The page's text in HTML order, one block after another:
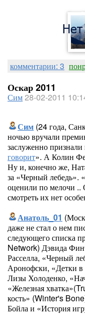
комментарии: 3
Оскар 2011
Сим28-02-2011
Сим (24 года,
ночью вручали
заслуженно
говорит». А Колин
Ну и, конечно же,
за «Черный лебедь».
оценили по мелочи ..
смотреть их нет
Анатоль_01
даже не стал о нем
следующего списка
Network) Дэвида
Расселла, «Черный
Аронофски, «Детки
Лизы Холоденко,
«Железная
кость» (Winter's
Бойла и «История